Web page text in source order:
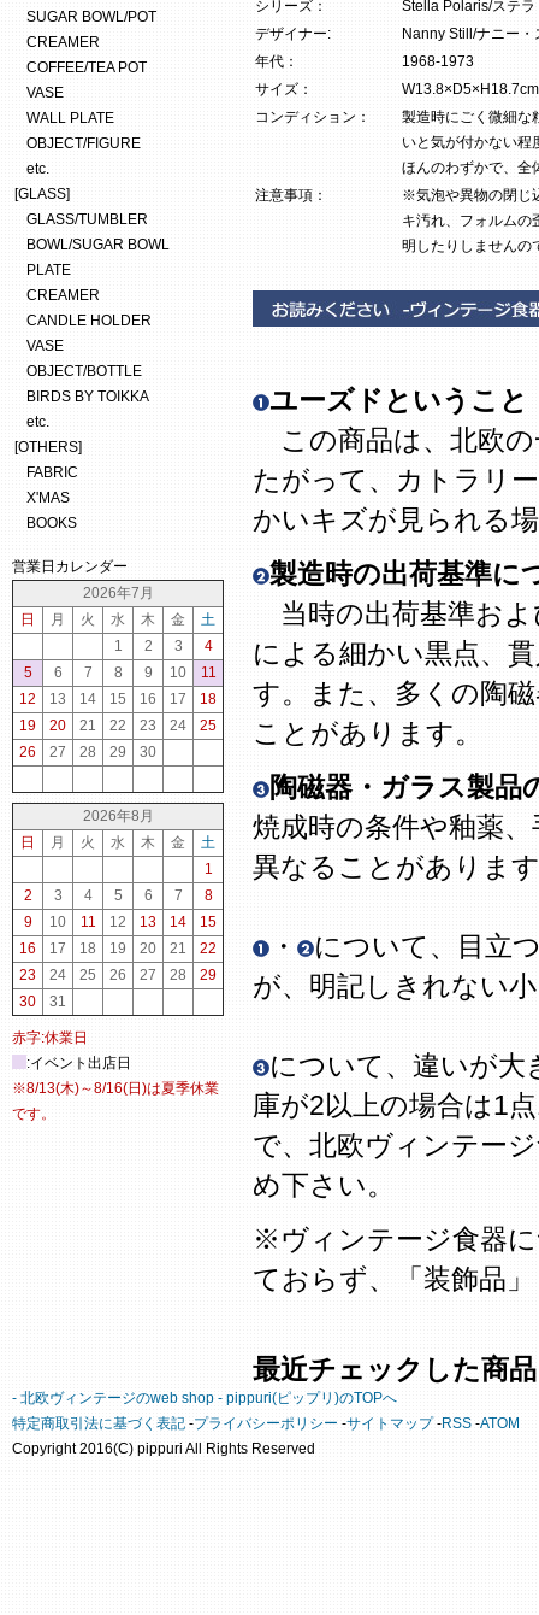
シリーズ：
Stella Polaris/ステラ
デザイナー:
Nanny Still/ナニー・
年代：
1968-1973
サイズ：
W13.8×D5×H18.7cm
コンディション：
製造時にごく微細な
いと気が付かない程
ほんのわずかで、全
注意事項：
※気泡や異物の閉じ
キ汚れ、フォルムの
明したりしませんの
ユーズドということ
この商品は、北欧の
たがって、カトラリ
かいキズが見られる
製造時の出荷基準に
当時の出荷基準およ
による細かい黒点、
す。また、多くの陶
ことがあります。
陶磁器・ガラス製品
焼成時の条件や釉薬
異なることがありま
・
について、目立
が、明記しきれない
について、違いが
庫が2以上の場合は1
で、北欧ヴィンテー
め下さい。
※ヴィンテージ食器
ておらず、「装飾品
最近チェックした商品
SUGAR BOWL/POT
CREAMER
COFFEE/TEA POT
VASE
WALL PLATE
OBJECT/FIGURE
etc.
[GLASS]
GLASS/TUMBLER
BOWL/SUGAR BOWL
PLATE
CREAMER
CANDLE HOLDER
VASE
OBJECT/BOTTLE
BIRDS BY TOIKKA
etc.
[OTHERS]
FABRIC
X'MAS
BOOKS
営業日カレンダー
2026年7月
日
月 火 水 木 金
土
1
2 3
4
5
6 7 8 9 10
11
12
13 14 15 16 17
18
19
20 21 22 23 24
25
26
27 28 29 30
2026年8月
日
月 火 水 木 金
土
1
2
3 4 5 6 7
8
9
10 11 12 13 14
15
16
17 18 19 20 21
22
23
24 25 26 27 28
29
30
31
赤字:休業日
:イベント出店日
※8/13(木)～8/16(日)は夏季休業
です。
- 北欧ヴィンテージのweb shop - pippuri(ピップリ)のTOPへ
特定商取引法に基づく表記 -プライバシーポリシー -サイトマップ-RSS -ATOM
Copyright 2016(C) pippuri All Rights Reserved